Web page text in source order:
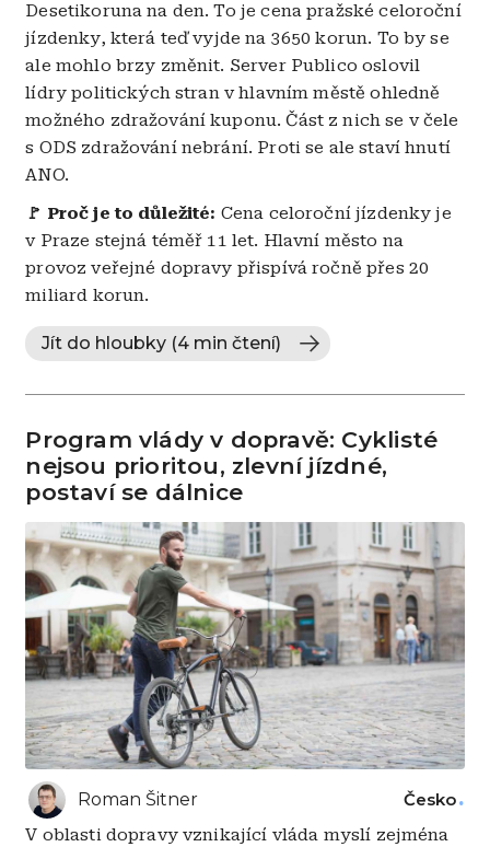
Desetikoruna na den. To je cena pražské celoroční
jízdenky, která teď vyjde na 3650 korun. To by se
ale mohlo brzy změnit. Server Publico oslovil
lídry politických stran v hlavním městě ohledně
možného zdražování kuponu. Část z nich se v čele
s ODS zdražování nebrání. Proti se ale staví hnutí
ANO.
🚩 Proč je to důležité: Cena celoroční jízdenky je
v Praze stejná téměř 11 let. Hlavní město na
provoz veřejné dopravy přispívá ročně přes 20
miliard korun.
Jít do hloubky (4 min čtení)
Program vlády v dopravě: Cyklisté
nejsou prioritou, zlevní jízdné,
postaví se dálnice
Roman Šitner Česko
V oblasti dopravy vznikající vláda myslí zejména